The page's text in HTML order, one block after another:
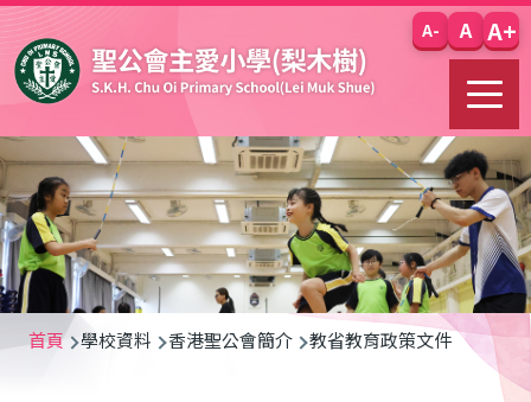
移至主內容
A- A A+
導
首頁 學校資料 香港聖公會簡介 教省教育政策文件